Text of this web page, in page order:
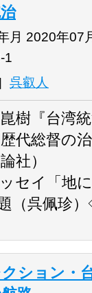
月 2020年07
1
呉叡人
樹『台湾
代総督の
社）
セイ「地
（呉佩珍
クション・